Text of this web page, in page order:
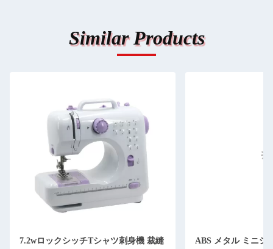
Similar Products
7.2wロックシッチTシャツ刺身機 裁縫
ABS メタル ミニシ